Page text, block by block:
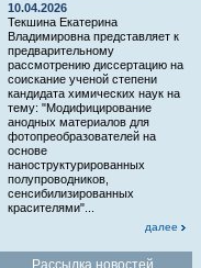
10.04.2026
Текшина Екатерина
Владимировна представляет к
предварительному
рассмотрению диссертацию на
соискание ученой степени
кандидата химических наук на
тему: "Модифицирование
анодных материалов для
фотопреобразователей на
основе
наноструктурированных
полупроводников,
сенсибилизированных
красителями"...
далее